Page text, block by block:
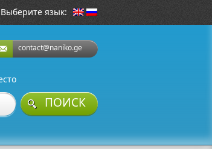
Выберите язык:
contact@naniko.ge
ПОИСК